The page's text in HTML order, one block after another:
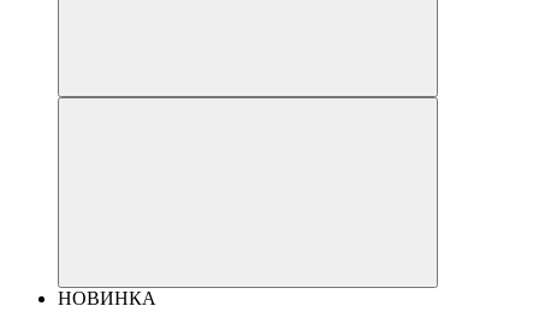
НОВИНКА